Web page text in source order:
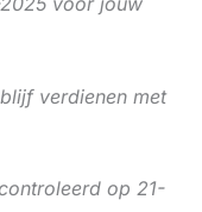
verdienen met
op 21-